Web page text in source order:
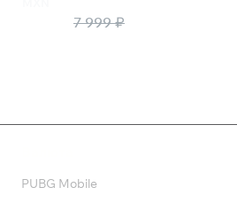
7 999 ₽
PUBG Mobile